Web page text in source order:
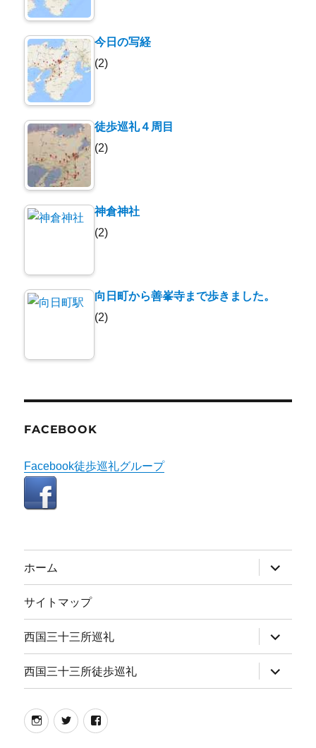
今日の写経
(2)
徒歩巡礼４周目
(2)
神倉神社
(2)
向日町から善峯寺まで歩きました。
(2)
FACEBOOK
Facebook徒歩巡礼グループ
ホーム
ブ
メ
ー
を
展
開
サイトマップ
西国三十三所巡礼
ブ
メ
ニ
ュ
ー
西国三十三所徒歩巡礼
ブ
メ
instagram
twitterfacebook